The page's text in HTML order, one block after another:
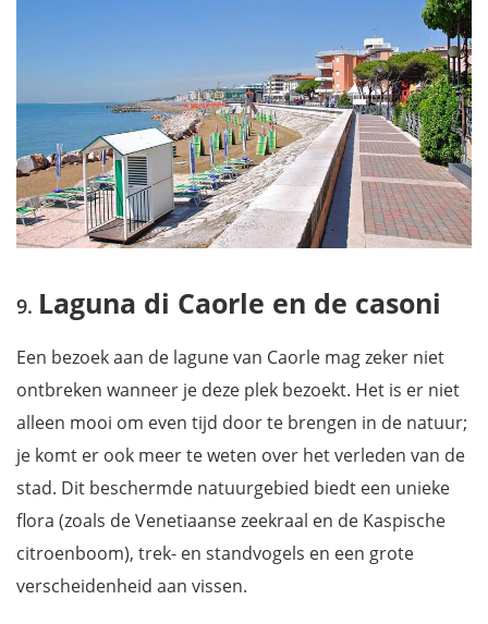
Laguna di Caorle en de casoni
Een bezoek aan de lagune van Caorle mag zeker niet
ontbreken wanneer je deze plek bezoekt. Het is er niet
alleen mooi om even tijd door te brengen in de natuur;
je komt er ook meer te weten over het verleden van de
stad. Dit beschermde natuurgebied biedt een unieke
flora (zoals de Venetiaanse zeekraal en de Kaspische
citroenboom), trek- en standvogels en een grote
verscheidenheid aan vissen.